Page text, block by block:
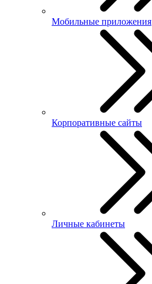
Мобильные приложения
Корпоративные сайты
Личные кабинеты